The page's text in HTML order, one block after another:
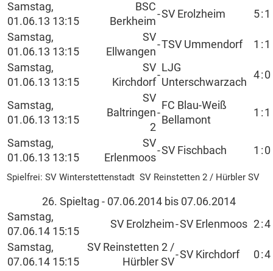
Samstag,
01.06.13 13:15
BSC
Berkheim
-SV Erolzheim 5: 1
Samstag,
01.06.13 13:15
SV
Ellwangen
-TSV Ummendorf 1 : 1
Samstag,
01.06.13 13:15
SV
Kirchdorf
-
LJG
Unterschwarzach
4: 0
Samstag,
01.06.13 13:15
SV
Baltringen
2
-
FC Blau-Weiß
Bellamont
1 : 1
Samstag,
01.06.13 13:15
SV
Erlenmoos
-SV Fischbach 1 : 0
Spielfrei: SV Winterstettenstadt SV Reinstetten 2 / Hürbler SV
26. Spieltag - 07.06.2014 bis 07.06.2014
Samstag,
07.06.14 15:15
SV Erolzheim-SV Erlenmoos 2:4
Samstag,
07.06.14 15:15
SV Reinstetten 2 /
Hürbler SV
-SV Kirchdorf 0 :4